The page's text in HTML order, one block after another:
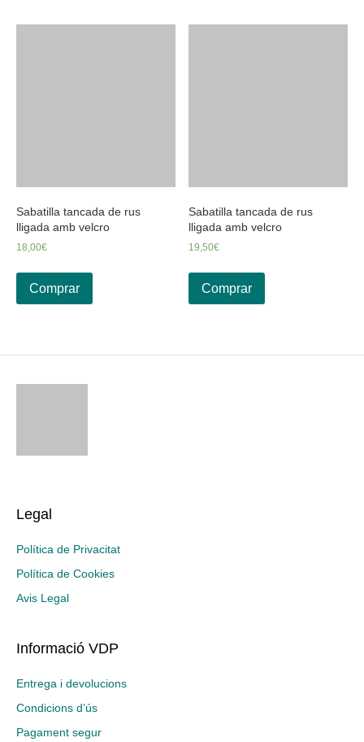
Sabatilla tancada de rus
lligada amb velcro
18,00€
Comprar
Sabatilla tancada de rus
lligada amb velcro
19,50€
Comprar
Legal
Política de Privacitat
Política de Cookies
Avis Legal
Informació VDP
Entrega i devolucions
Condicions d’ús
Pagament segur